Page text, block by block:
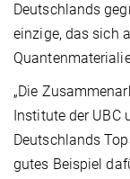
Deutschlands
einzige, das sich
„Die
Institute der UBC
Deutschlands
gutes Beispiel